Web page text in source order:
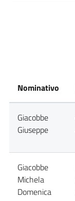
Nominativo
Giacobbe
Giuseppe
Giacobbe
Michela
Domenica